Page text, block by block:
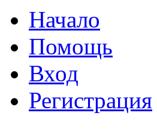
Начало
Помощь
Вход
Регистрация